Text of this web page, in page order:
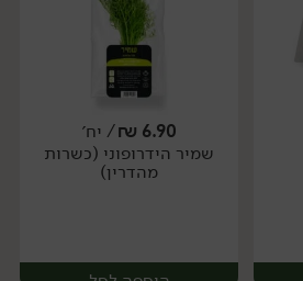
יח׳
6.90
₪/ יח׳
שמיר הידרופוני (כשרות
מהדרין)